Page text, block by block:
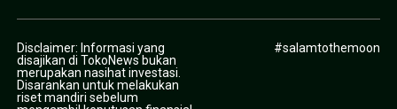
Disclaimer: Informasi yang
disajikan di TokoNews bukan
merupakan nasihat investasi.
Disarankan untuk melakukan
riset mandiri sebelum
#salamtothemoon